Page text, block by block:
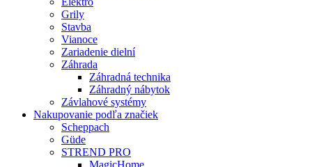
Grily
Stavba
Vianoce
Zariadenie dielní
Záhrada
Záhradná technika
Záhradný nábytok
Závlahové systémy
Nakupovanie podľa značiek
Scheppach
Güde
STREND PRO
MagicHome